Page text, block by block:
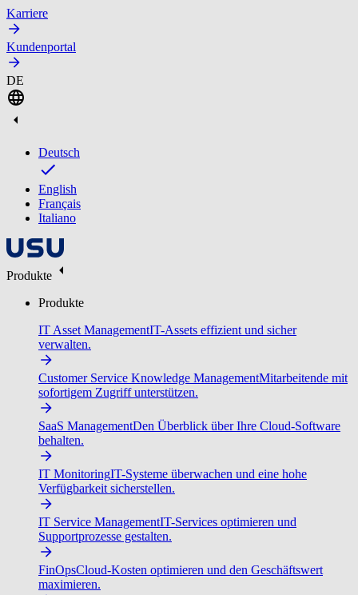
Karriere
Kundenportal
DE
Deutsch
English
Français
Italiano
Produkte
Produkte
IT Asset ManagementIT-Assets effizient und sicher
verwalten.
Customer Service Knowledge ManagementMitarbeitende mit
sofortigem Zugriff unterstützen.
SaaS ManagementDen Überblick über Ihre Cloud-Software
behalten.
IT MonitoringIT-Systeme überwachen und eine hohe
Verfügbarkeit sicherstellen.
IT Service ManagementIT-Services optimieren und
Supportprozesse gestalten.
FinOpsCloud-Kosten optimieren und den Geschäftswert
maximieren.